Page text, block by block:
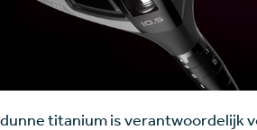
titanium is verantwoordelijk